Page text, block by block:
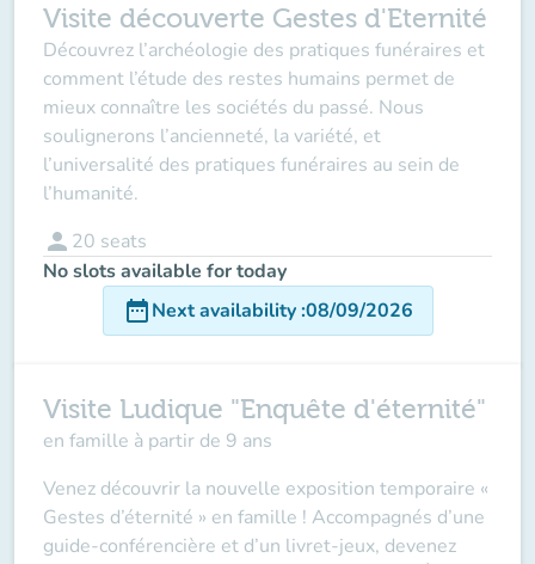
Visite découverte Gestes d'Eternité
Découvrez l’archéologie des pratiques funéraires et
comment l’étude des restes humains permet de
mieux connaître les sociétés du passé. Nous
soulignerons l’ancienneté, la variété, et
l’universalité des pratiques funéraires au sein de
l’humanité.
person 20 seats
No slots available for today
date_rangeNext availability:08/09/2026
Visite Ludique "Enquête d'éternité"
en famille à partir de 9 ans
Venez découvrir la nouvelle exposition temporaire «
Gestes d’éternité » en famille ! Accompagnés d’une
guide-conférencière et d’un livret-jeux, devenez